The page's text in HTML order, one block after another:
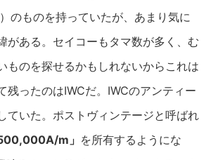
のものを持っていたが、あまり気に
がある。セイコーもタマ数が多く、む
ものを探せるかもしれないからこれは
残ったのはIWCだ。IWCのアンティー
ていた。ポストヴィンテージと呼ばれ
m」 を所有するようにな